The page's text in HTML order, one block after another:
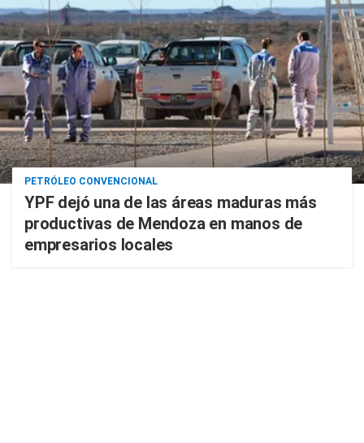
PETRÓLEO CONVENCIONAL
YPF dejó una de las áreas maduras más
productivas de Mendoza en manos de
empresarios locales